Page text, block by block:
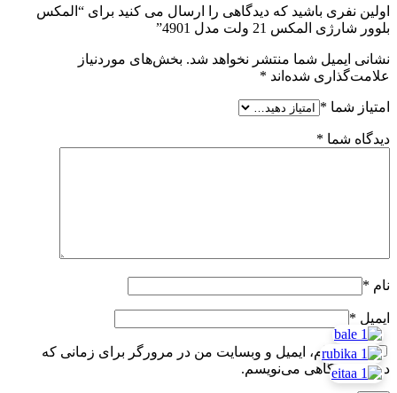
اولین نفری باشید که دیدگاهی را ارسال می کنید برای “المکس
بلوور شارژی المکس 21 ولت مدل 4901”
نشانی ایمیل شما منتشر نخواهد شد. بخش‌های موردنیاز
علامت‌گذاری شده‌اند *
امتیاز شما *
دیدگاه شما *
نام *
ایمیل *
ذخیره نام، ایمیل و وبسایت من در مرورگر برای زمانی که
دوباره دیدگاهی می‌نویسم.